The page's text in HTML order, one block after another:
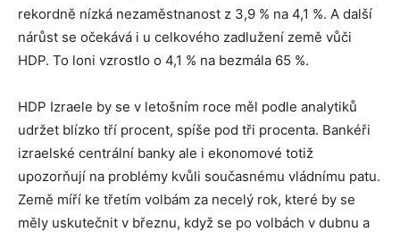
rekordně nízká nezaměstnanost z 3,9 % na 4,1 %. A další
nárůst se očekává i u celkového zadlužení země vůči
HDP. To loni vzrostlo o 4,1 % na bezmála 65 %.
HDP Izraele by se v letošním roce měl podle analytiků
udržet blízko tří procent, spíše pod tři procenta. Bankéři
izraelské centrální banky ale i ekonomové totiž
upozorňují na problémy kvůli současnému vládnímu patu.
Země míří ke třetím volbám za necelý rok, které by se
měly uskutečnit v březnu, když se po volbách v dubnu a